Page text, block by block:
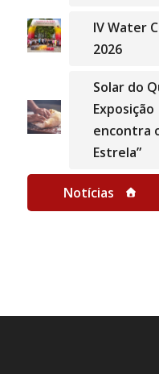
IV Water
2026
Solar do
encontra
Estrela”
Notícias